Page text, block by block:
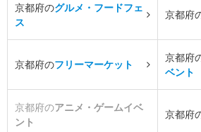
京都府のグルメ・フードフェ
ス
京都府
京都府のフリーマーケット
京都府
ベント
京都府のアニメ・ゲームイベ
ント
京都府